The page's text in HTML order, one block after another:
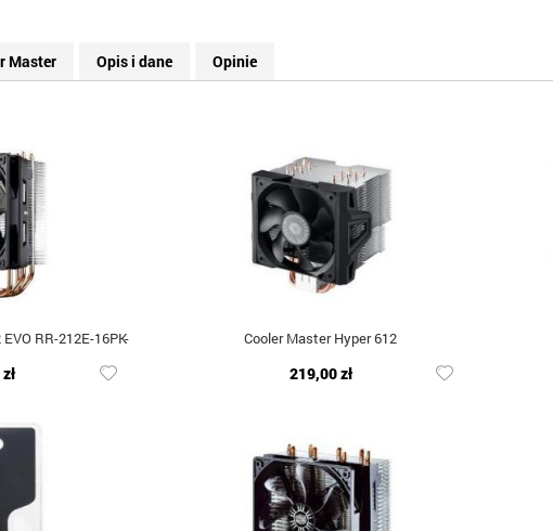
Master Opis i dane Opinie
RR-212E-16PK- Cooler Master Hyper 612
219,00 zł